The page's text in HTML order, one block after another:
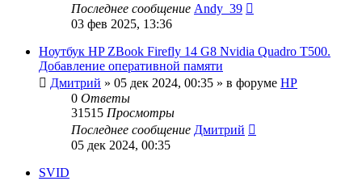
Последнее сообщение Andy_39
03 фев 2025, 13:36
Ноутбук HP ZBook Firefly 14 G8 Nvidia Quadro T500.
Добавление оперативной памяти
Дмитрий » 05 дек 2024, 00:35 » в форуме HP
0 Ответы
31515 Просмотры
Последнее сообщение Дмитрий
05 дек 2024, 00:35
SVID